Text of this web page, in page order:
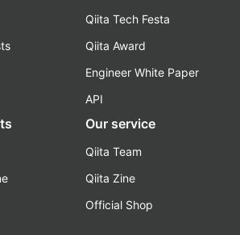
Qiita Tech Festa
Qiita Award
Engineer White Paper
API
Our service
Qiita Team
Qiita Zine
Official Shop